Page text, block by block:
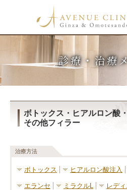
診療・治療
ボトックス・ヒアルロン酸・
その他フィラー
治療方法
ボトックス ヒアルロン酸注入
エランセ ミラクルL レデ